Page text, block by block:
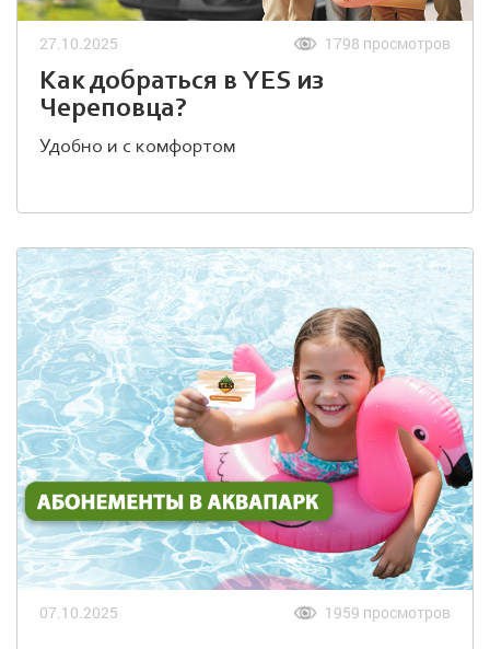
27.10.2025 1798 просмотров
Как добраться в YES из
Череповца?
Удобно и с комфортом
07.10.2025 1959 просмотров